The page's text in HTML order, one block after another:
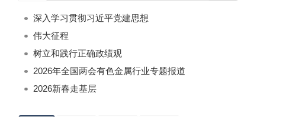
深入学习贯彻习近平党建思想
伟大征程
树立和践行正确政绩观
2026年全国两会有色金属行业专题报道
2026新春走基层